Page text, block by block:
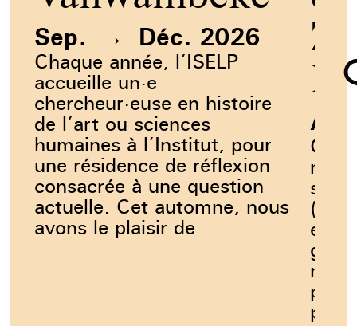
Sep. → Déc. 2026
Chaque année, l’ISELP
accueille un·e
chercheur·euse en histoire
de l’art ou sciences
humaines à l’Institut, pour
une résidence de réflexion
consacrée à une question
actuelle. Cet automne, nous
avons le plaisir de
(…)
et
nos